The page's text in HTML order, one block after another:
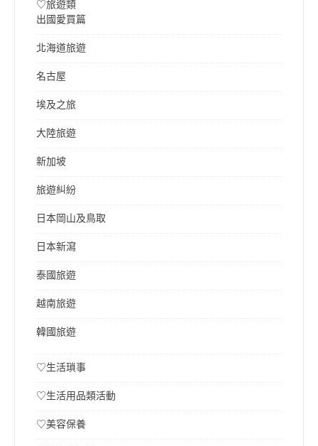
♡旅遊類
出國愛買篇
北海道旅遊
名古屋
埃及之旅
大陸旅遊
新加坡
旅遊糾紛
日本岡山及鳥取
日本新瀉
泰國旅遊
越南旅遊
韓國旅遊
♡生活瑣事
♡生活用品類活動
♡美容保養